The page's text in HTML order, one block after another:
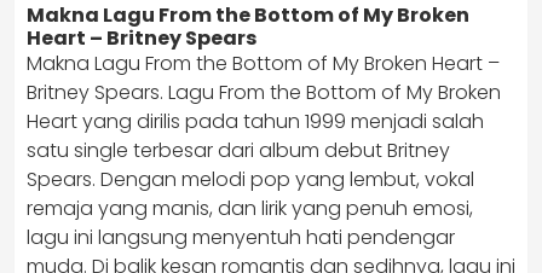
Makna Lagu From the Bottom of My Broken
Heart – Britney Spears
Makna Lagu From the Bottom of My Broken Heart –
Britney Spears. Lagu From the Bottom of My Broken
Heart yang dirilis pada tahun 1999 menjadi salah
satu single terbesar dari album debut Britney
Spears. Dengan melodi pop yang lembut, vokal
remaja yang manis, dan lirik yang penuh emosi,
lagu ini langsung menyentuh hati pendengar
muda. Di balik kesan romantis dan sedihnya, lagu ini